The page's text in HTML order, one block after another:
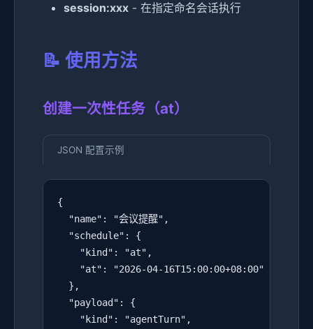
session:xxx - 在指定命名会话执行
📝 使用方法
创建一次性任务（at）
JSON 配置示例
{
  "name": "会议提醒",
  "schedule": {
    "kind": "at",
    "at": "2026-04-16T15:00:00+08:00"
  },
  "payload": {
    "kind": "agentTurn",